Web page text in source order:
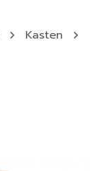
Kasten